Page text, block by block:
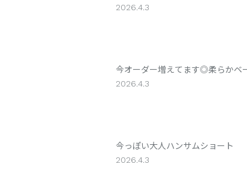
2026.4.3
今オーダー増えてます◎柔らかベ
2026.4.3
今っぽい大人ハンサムショート
2026.4.3